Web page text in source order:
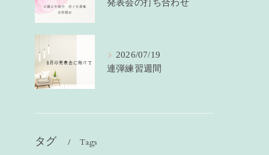
発表会の打ち合わせ
2026/07/19
連弾練習週間
タグ Tags